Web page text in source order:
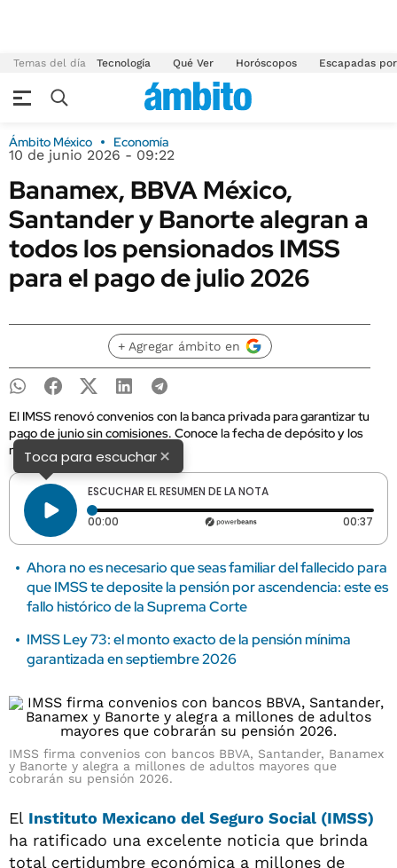
Temas del día Tecnología Qué Ver Horóscopos Escapadas
Ámbito México Economía
10 de junio 2026 - 09:22
Banamex, BBVA México,
Santander y Banorte alegran a
todos los pensionados IMSS
para el pago de julio 2026
+ Agregar ámbito en
El IMSS renovó convenios con la banca privada para garantizar tu
pago de junio sin comisiones. Conoce la fecha de depósito y los
nuevos beneficios digitales.
Toca para escuchar×
ESCUCHAR EL RESUMEN DE LA NOTA
00:00 Tiempo transcurrido: 0 segundos 00:37
Ahora no es necesario que seas familiar del fallecido para
que IMSS te deposite la pensión por ascendencia: este es
fallo histórico de la Suprema Corte
IMSS Ley 73: el monto exacto de la pensión mínima
garantizada en septiembre 2026
IMSS firma convenios con bancos BBVA, Santander, Banamex
y Banorte y alegra a millones de adultos mayores que
cobrarán su pensión 2026.
El Instituto Mexicano del Seguro Social (IMSS)
ha ratificado una excelente noticia que brinda
total certidumbre económica a millones de